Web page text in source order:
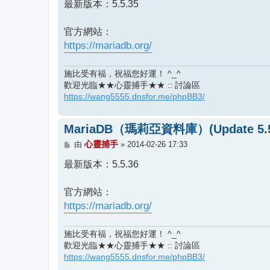
最新版本：5.5.35
官方網站：
https://mariadb.org/
施比受有福，祝福您好運！ ^_^
歡迎光臨★★心靈捕手★★ :: 討論區
https://wang5555.dnsfor.me/phpBB3/
MariaDB（瑪莉亞資料庫）(Update
文
由 心靈捕手» 2014-02-26 17:33
最新版本：5.5.36
官方網站：
https://mariadb.org/
施比受有福，祝福您好運！ ^_^
歡迎光臨★★心靈捕手★★ :: 討論區
https://wang5555.dnsfor.me/phpBB3/